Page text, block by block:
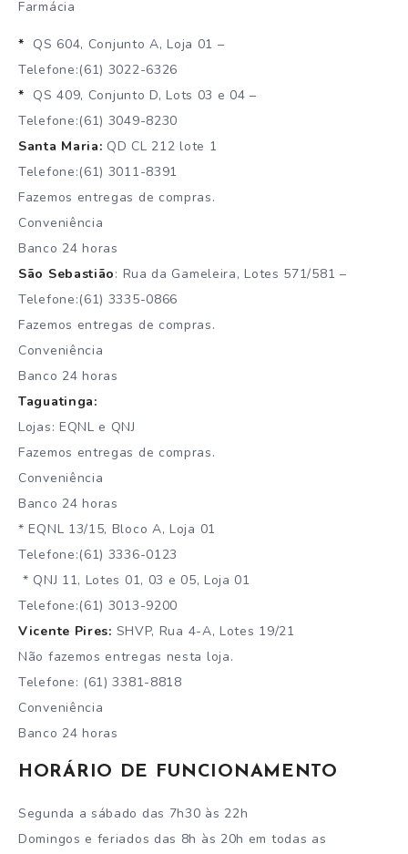
Farmácia
* QS 604, Conjunto A, Loja 01 –
Telefone:(61) 3022-6326
* QS 409, Conjunto D, Lots 03 e 04 –
Telefone:(61) 3049-8230
Santa Maria: QD CL 212 lote 1
Telefone:(61) 3011-8391
Fazemos entregas de compras.
Conveniência
Banco 24 horas
São Sebastião: Rua da Gameleira, Lotes 571/581 –
Telefone:(61) 3335-0866
Fazemos entregas de compras.
Conveniência
Banco 24 horas
Taguatinga:
Lojas: EQNL e QNJ
Fazemos entregas de compras.
Conveniência
Banco 24 horas
* EQNL 13/15, Bloco A, Loja 01
Telefone:(61) 3336-0123
* QNJ 11, Lotes 01, 03 e 05, Loja 01
Telefone:(61) 3013-9200
Vicente Pires: SHVP, Rua 4-A, Lotes 19/21
Não fazemos entregas nesta loja.
Telefone: (61) 3381-8818
Conveniência
Banco 24 horas
HORÁRIO DE FUNCIONAMENTO
Segunda a sábado das 7h30 às 22h
Domingos e feriados das 8h às 20h em todas as